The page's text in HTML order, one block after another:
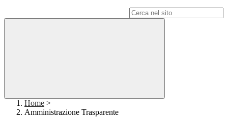
Home >
Amministrazione Trasparente